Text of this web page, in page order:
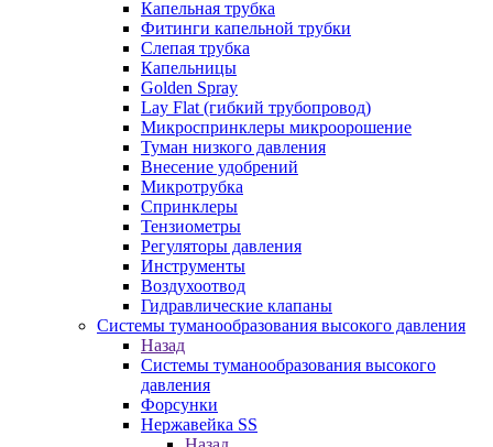
Капельная трубка
Фитинги капельной трубки
Слепая трубка
Капельницы
Golden Spray
Lay Flat (гибкий трубопровод)
Микроспринклеры микроорошение
Туман низкого давления
Внесение удобрений
Микротрубка
Спринклеры
Тензиометры
Регуляторы давления
Инструменты
Воздухоотвод
Гидравлические клапаны
Системы туманообразования высокого давления
Назад
Системы туманообразования высокого
давления
Форсунки
Нержавейка SS